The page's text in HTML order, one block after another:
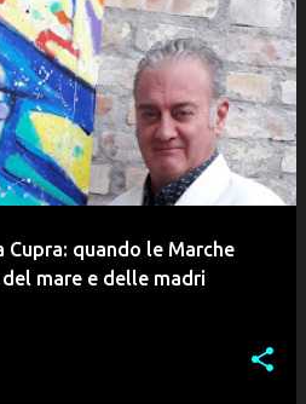
Cupra: quando le Marche
mare e delle madri